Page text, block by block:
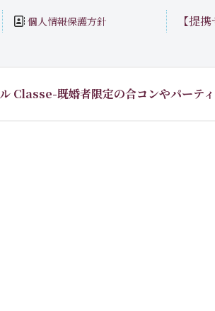
個人情報保護方針 【提
Classe-既婚者限定の合コンやパーテ